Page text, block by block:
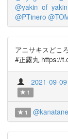
@yakin_of_yakin
@PTinero
アニサキスどこ
#正露丸 https://
2021-09-
1
1